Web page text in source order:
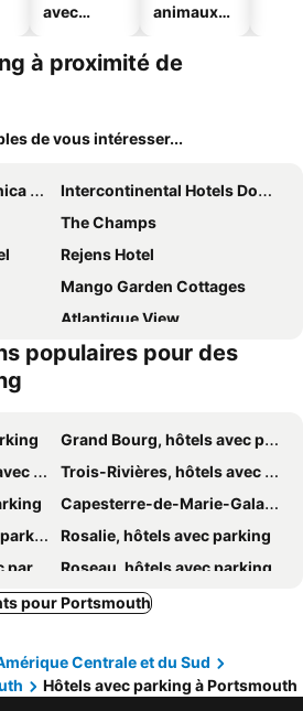
avec
animaux
à proximité de
de vous intéresser...
IHG
Intercontinental Hotels Dominica Cabrits Resort & Spa By Ihg
The Champs
Rejens Hotel
Mango Garden Cottages
Atlantique View
Sea Cliff Cottages
Pagua Bay House
populaires pour des
Grand Bourg, hôtels avec parking
Trois-Rivières, hôtels avec parking
Capesterre-de-Marie-Galante, hôtels avec parking
Rosalie, hôtels avec parking
Roseau, hôtels avec parking
Colihaut, hôtels avec parking
Terre de Bas, hôtels avec parking
Massacre, hôtels avec parking
pour Portsmouth
Centrale et du Sud
Hôtels avec parking à Portsmouth